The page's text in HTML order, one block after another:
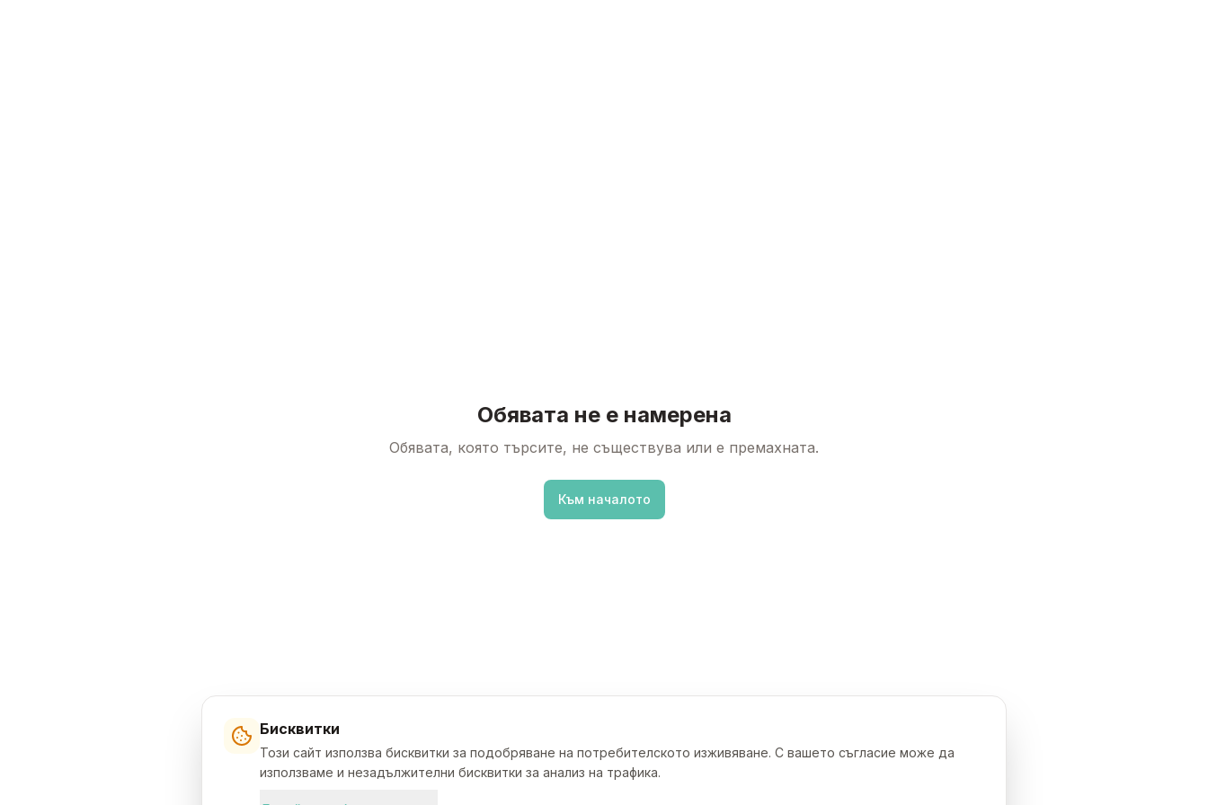
Обявата не е намерена
Обявата, която търсите, не съществува или е премахната.
Към началото
Бисквитки
Този сайт използва бисквитки за подобряване на потребителското изживяване. С вашето съгласие може да
използваме и незадължителни бисквитки за анализ на трафика.